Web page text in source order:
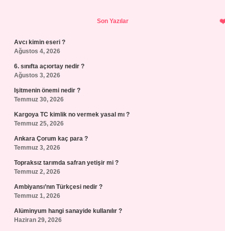
Son Yazılar
Avcı kimin eseri ?
Ağustos 4, 2026
6. sınıfta açıortay nedir ?
Ağustos 3, 2026
Işitmenin önemi nedir ?
Temmuz 30, 2026
Kargoya TC kimlik no vermek yasal mı ?
Temmuz 25, 2026
Ankara Çorum kaç para ?
Temmuz 3, 2026
Topraksız tarımda safran yetişir mi ?
Temmuz 2, 2026
Ambiyansı’nın Türkçesi nedir ?
Temmuz 1, 2026
Alüminyum hangi sanayide kullanılır ?
Haziran 29, 2026